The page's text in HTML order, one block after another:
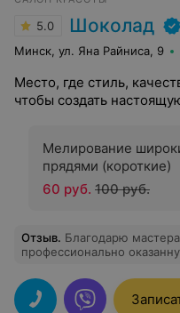
5.0 Шоколад
Минск, ул. Яна Райниса, 9
Место, где стиль,
чтобы создать
Мелирование
прядями (короткие)
60 руб. 100 руб.
Отзыв. Благодарю
профессионально